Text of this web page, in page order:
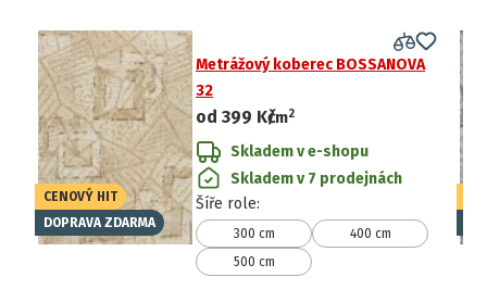
CENOVÝ HIT
DOPRAVA ZDARMA
Metrážový koberec BOSSANOVA
32
od 399 Kč
/m2
Skladem v e-shopu
Skladem v 7 prodejnách
Šíře role:
300 cm
400 cm
500 cm